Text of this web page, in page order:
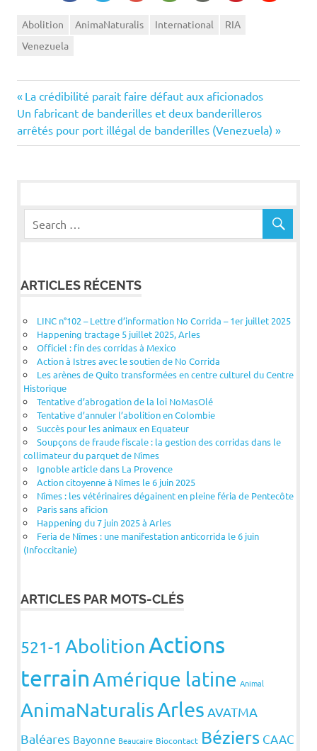
Abolition AnimaNaturalis International
RIA
Venezuela
Navigation
de
Previous
Post:
La crédibilité parait faire défaut aux aficionados
Next
Post:
Un fabricant de banderilles et deux banderilleros
arrêtés pour port illégal de banderilles (Venezuela)
ARTICLES RÉCENTS
LINC n°102 – Lettre d’information No Corrida – 1er juillet 2025
Happening tractage 5 juillet 2025, Arles
Officiel : fin des corridas à Mexico
Action à Istres avec le soutien de No Corrida
Les arènes de Quito transformées en centre culturel du Centre
Historique
Tentative d’abrogation de la loi NoMasOlé
Tentative d’annuler l’abolition en Colombie
Succès pour les animaux en Equateur
Soupçons de fraude fiscale : la gestion des corridas dans le
collimateur du parquet de Nîmes
Ignoble article dans La Provence
Action citoyenne à Nîmes le 6 juin 2025
Nîmes : les vétérinaires dégainent en pleine féria de Pentecôte
Paris sans aficion
Happening du 7 juin 2025 à Arles
Feria de Nîmes : une manifestation anticorrida le 6 juin
(Infoccitanie)
ARTICLES PAR MOTS-CLÉS
521-1 AbolitionActions
terrainAmérique latine Animal
AnimaNaturalisArles AVATMA
Baléares Bayonne Beaucaire Biocontact Béziers CAAC